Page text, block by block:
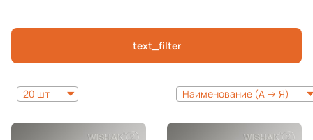
text_filter
20 шт Наименование (А -> Я)